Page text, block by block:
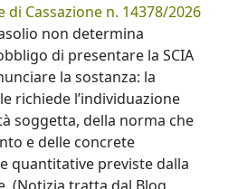
di Cassazione n. 14378/2026
non determina
di presentare la SCIA
la sostanza: la
richiede l’individuazione
soggetta, della norma che
e delle concrete
quantitative previste dalla